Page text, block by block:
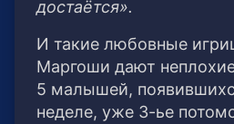
достаётся».
И такие любовные
Маргоши дают
5 малышей,
неделе, уже 3-ье